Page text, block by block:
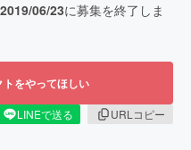
2019/06/23に募集を終了しま
をやってほしい
LINEで送る
URLコピー